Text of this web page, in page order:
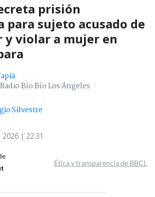
prisión
para sujeto acusado de
y violar a mujer en
Bío Bío Los Ángeles
Silvestre
| 22:31
Ética y transparencia de BBCL